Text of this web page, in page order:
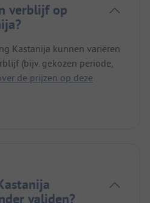
verblijf op
Kastanija kunnen variëren
(bijv. gekozen periode,
de prijzen op deze
validen?